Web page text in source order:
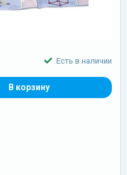
Есть в наличии